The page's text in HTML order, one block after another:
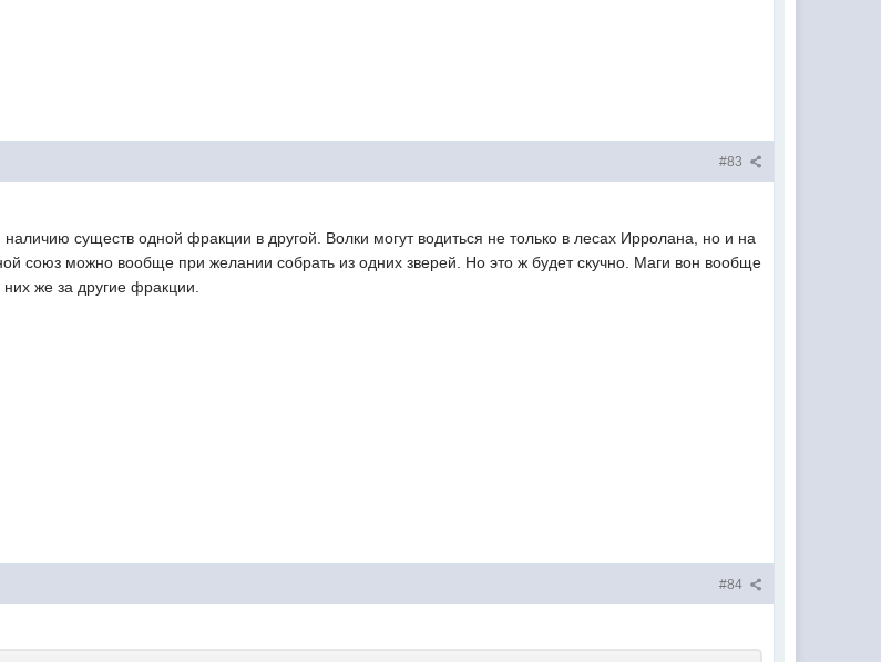
#83
существ одной фракции в другой. Волки могут водиться не только в лесах Ирролана, но и на
союз можно вообще при желании собрать из одних зверей. Но это ж будет скучно. Маги вон вообще
же за другие фракции.
#84